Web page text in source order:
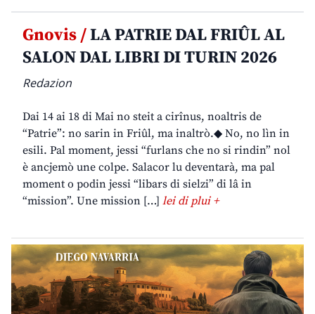
Gnovis /LA PATRIE DAL FRIÛL AL
SALON DAL LIBRI DI TURIN 2026
Redazion
Dai 14 ai 18 di Mai no steit a cirînus, noaltris de
“Patrie”: no sarin in Friûl, ma inaltrò.◆ No, no lìn in
esili. Pal moment, jessi “furlans che no si rindin” nol
è ancjemò une colpe. Salacor lu deventarà, ma pal
moment o podin jessi “libars di sielzi” di lâ in
“mission”. Une mission […] lei di plui +